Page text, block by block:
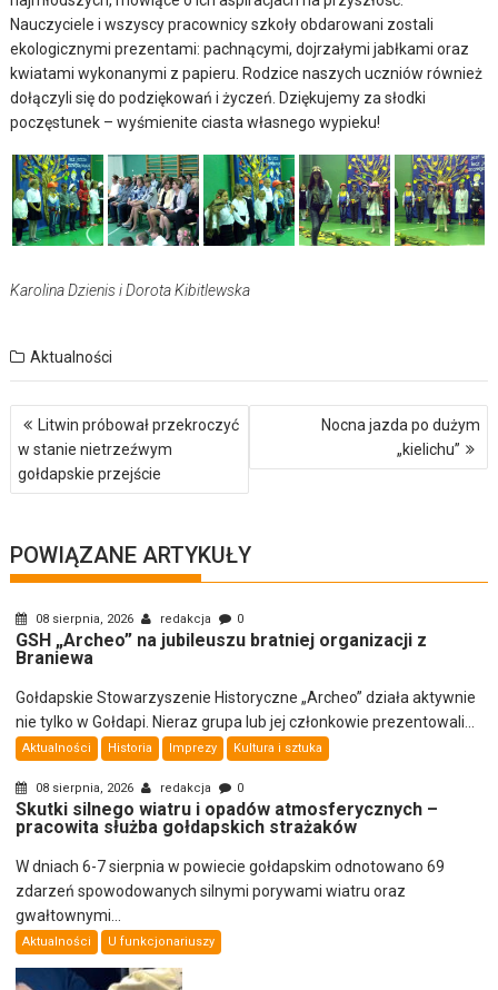
Nauczyciele i wszyscy pracownicy szkoły obdarowani zostali
ekologicznymi prezentami: pachnącymi, dojrzałymi jabłkami oraz
kwiatami wykonanymi z papieru. Rodzice naszych uczniów również
dołączyli się do podziękowań i życzeń. Dziękujemy za słodki
poczęstunek – wyśmienite ciasta własnego wypieku!
Karolina Dzienis i Dorota Kibitlewska
Aktualności
Nawigacja
wpisuLitwin próbował przekroczyć
w stanie nietrzeźwym
gołdapskie przejście
Nocna jazda po dużym
„kielichu”
POWIĄZANE ARTYKUŁY
08 sierpnia, 2026 redakcja 0
GSH „Archeo” na jubileuszu bratniej organizacji z
Braniewa
Gołdapskie Stowarzyszenie Historyczne „Archeo” działa aktywnie
nie tylko w Gołdapi. Nieraz grupa lub jej członkowie prezentowali...
Aktualności Historia Imprezy Kultura i sztuka
08 sierpnia, 2026 redakcja 0
Skutki silnego wiatru i opadów atmosferycznych –
pracowita służba gołdapskich strażaków
W dniach 6-7 sierpnia w powiecie gołdapskim odnotowano 69
zdarzeń spowodowanych silnymi porywami wiatru oraz
gwałtownymi...
Aktualności U funkcjonariuszy